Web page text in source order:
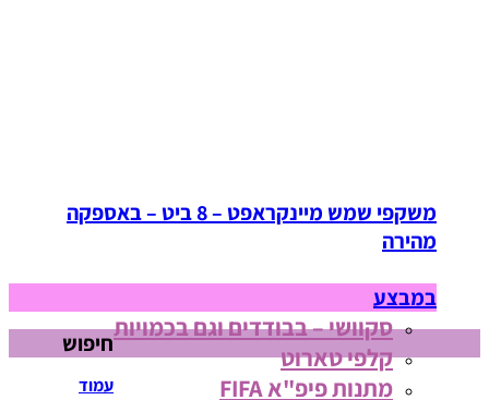
משקפי שמש מיינקראפט – 8 ביט – באספקה
מהירה
במבצע
סקוושי – בבודדים וגם בכמויות
קלפי טארוט
מתנות פיפ"א FIFA
חיפוש
עמוד